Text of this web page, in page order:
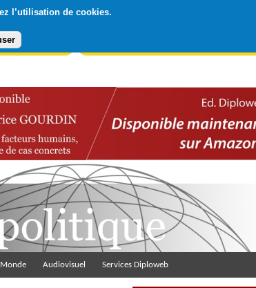
l’utilisation de cookies.
du Diploweb
Monde Audiovisuel Services Diploweb